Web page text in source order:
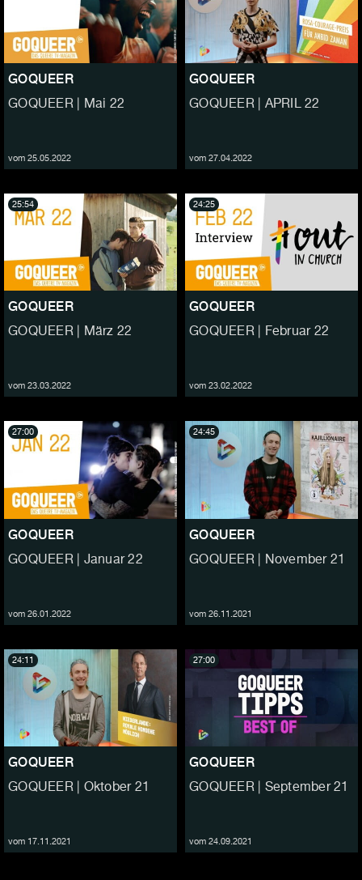
GOQUEER
GOQUEER | Mai 22
vom 25.05.2022
GOQUEER
GOQUEER | APRIL 22
vom 27.04.2022
GOQUEER
GOQUEER | März 22
vom 23.03.2022
25:54
GOQUEER
GOQUEER | Februar 22
vom 23.02.2022
24:25
GOQUEER
GOQUEER | Januar 22
vom 26.01.2022
27:00
GOQUEER
GOQUEER | November 21
vom 26.11.2021
24:45
GOQUEER
GOQUEER | Oktober 21
vom 17.11.2021
24:11
GOQUEER
GOQUEER | September 21
vom 24.09.2021
27:00